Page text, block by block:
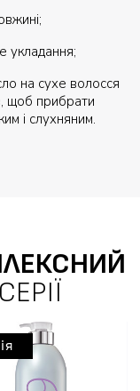
укладання;
на сухе волосся
щоб прибрати
і слухняним.